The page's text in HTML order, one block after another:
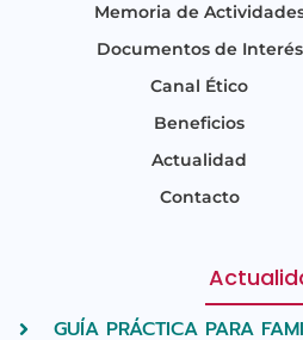
Memoria de
Documentos de Interés
Canal Ético
Beneficios
Actualidad
Contacto
GUÍA PRÁCTICA PARA